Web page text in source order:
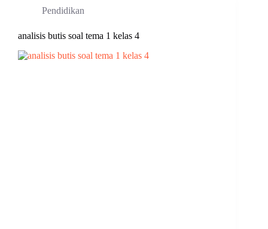
Pendidikan
analisis butis soal tema 1 kelas 4